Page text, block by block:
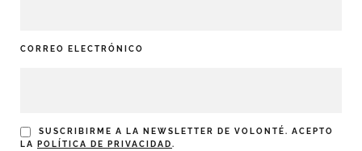
CORREO ELECTRÓNICO
SUSCRIBIRME A LA NEWSLETTER DE VOLONTÉ. ACEPTO
LA
POLÍTICA DE PRIVACIDAD.